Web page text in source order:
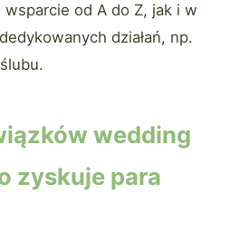
wsparcie od A do Z, jak i w
działań, np.
wedding
zyskuje para